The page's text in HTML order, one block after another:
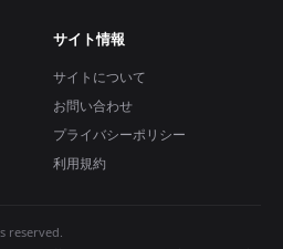
サイト情報
サイトについて
お問い合わせ
プライバシーポリシー
利用規約
reserved.